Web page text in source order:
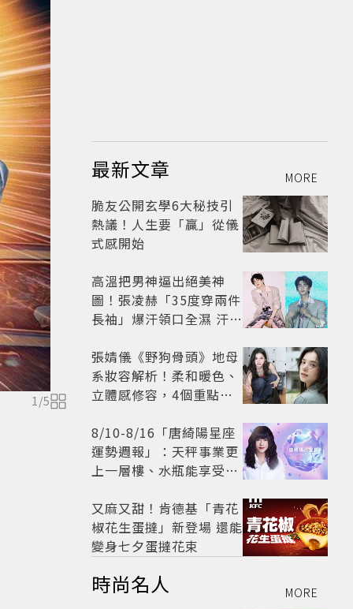
1/5
最新文章 MORE
脆友公開玄學6大秘技引
熱議！人生要「贏」從儀
式感開始
高溫把男神逼出絕美神
圖！張凌赫「35度穿兩件
長袖」爆汗領口全濕 汗珠
張婧儀《野狗骨頭》地母
系妝容解析！柔和暖色、
立體感修容，4個重點打
8/10-8/16「唐綺陽星座
運勢週報」：天秤事業更
上一層樓、水瓶能享受肉
三角關係
又麻又甜！肯德基「青花
椒花生蛋撻」新登場 還能
變身七夕蛋撻花束
時尚名人 MORE